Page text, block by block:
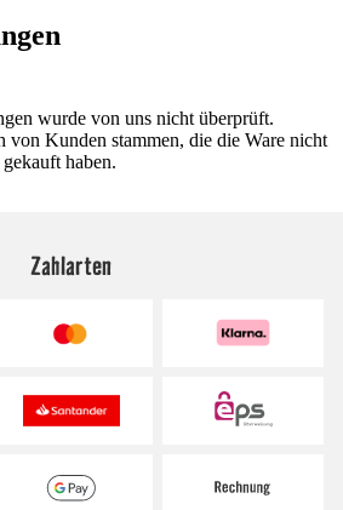
wurde von uns nicht überprüft.
von Kunden stammen, die die Ware nicht
haben.
Zahlarten